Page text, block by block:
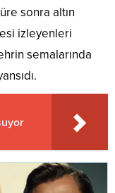
sonra altın
izleyenleri
semalarında